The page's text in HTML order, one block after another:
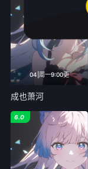
04|周一9:00更
成也萧河
6.0